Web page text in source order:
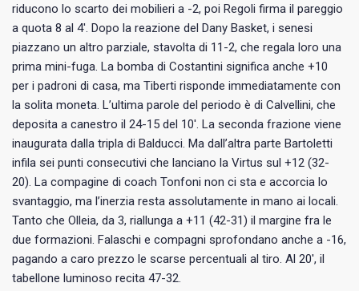
riducono lo scarto dei mobilieri a -2, poi Regoli firma il pareggio
a quota 8 al 4′. Dopo la reazione del Dany Basket, i senesi
piazzano un altro parziale, stavolta di 11-2, che regala loro una
prima mini-fuga. La bomba di Costantini significa anche +10
per i padroni di casa, ma Tiberti risponde immediatamente con
la solita moneta. L’ultima parole del periodo è di Calvellini, che
deposita a canestro il 24-15 del 10′. La seconda frazione viene
inaugurata dalla tripla di Balducci. Ma dall’altra parte Bartoletti
infila sei punti consecutivi che lanciano la Virtus sul +12 (32-
20). La compagine di coach Tonfoni non ci sta e accorcia lo
svantaggio, ma l’inerzia resta assolutamente in mano ai locali.
Tanto che Olleia, da 3, riallunga a +11 (42-31) il margine fra le
due formazioni. Falaschi e compagni sprofondano anche a -16,
pagando a caro prezzo le scarse percentuali al tiro. Al 20′, il
tabellone luminoso recita 47-32.